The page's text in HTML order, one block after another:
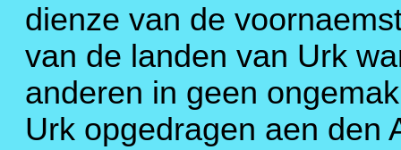
dienze van de
van de landen van Urk
anderen in geen
Urk opgedragen aen den